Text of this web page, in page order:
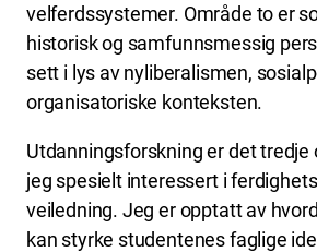
velferdssystemer. Område to er
historisk og samfunnsmessig
sett i lys av nyliberalismen,
organisatoriske konteksten.
Utdanningsforskning er det tredje
jeg spesielt interessert i
veiledning. Jeg er opptatt av
kan styrke studentenes faglige